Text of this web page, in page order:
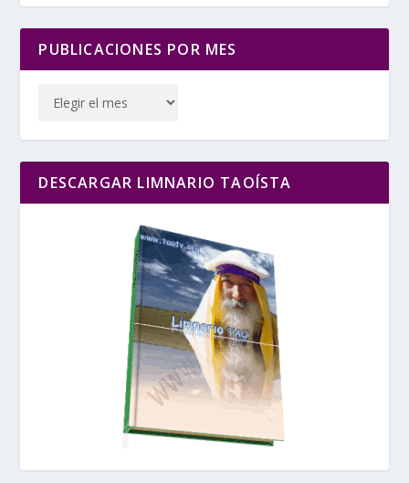
PUBLICACIONES POR MES
DESCARGAR LIMNARIO TAOÍSTA